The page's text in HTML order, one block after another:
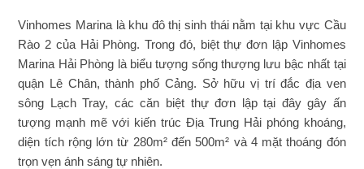
Vinhomes Marina là khu đô thị sinh thái nằm tại khu vực Cầu
Rào 2 của Hải Phòng. Trong đó, biệt thự đơn lập Vinhomes
Marina Hải Phòng là biểu tượng sống thượng lưu bậc nhất tại
quận Lê Chân, thành phố Cảng. Sở hữu vị trí đắc địa ven
sông Lạch Tray, các căn biệt thự đơn lập tại đây gây ấn
tượng mạnh mẽ với kiến trúc Địa Trung Hải phóng khoáng,
diện tích rộng lớn từ 280m² đến 500m² và 4 mặt thoáng đón
trọn vẹn ánh sáng tự nhiên.